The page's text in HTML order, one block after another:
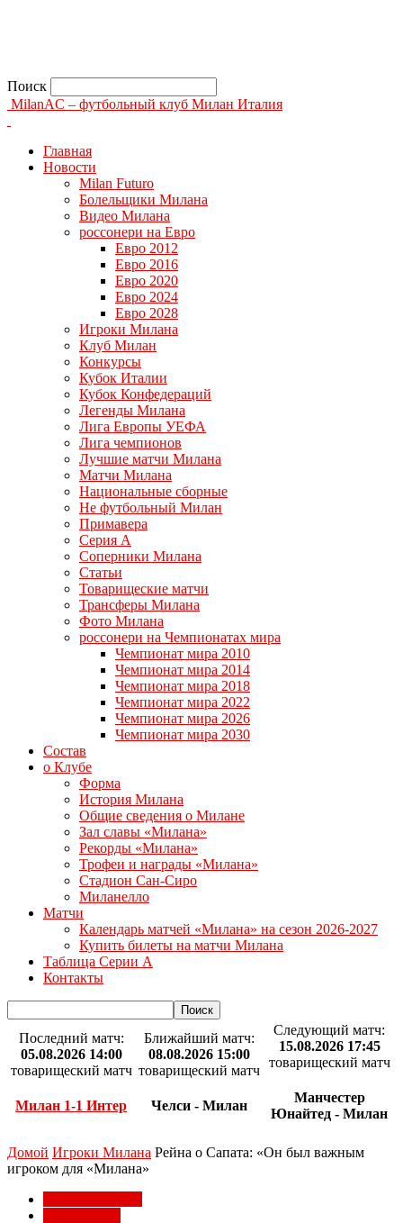
Поиск
MilanAC – футбольный клуб Милан Италия
Главная
Новости
Milan Futuro
Болельщики Милана
Видео Милана
россонери на Евро
Евро 2012
Евро 2016
Евро 2020
Евро 2024
Евро 2028
Игроки Милана
Клуб Милан
Конкурсы
Кубок Италии
Кубок Конфедераций
Легенды Милана
Лига Европы УЕФА
Лига чемпионов
Лучшие матчи Милана
Матчи Милана
Национальные сборные
Не футбольный Милан
Примавера
Серия А
Соперники Милана
Статьи
Товарищеские матчи
Трансферы Милана
Фото Милана
россонери на Чемпионатах мира
Чемпионат мира 2010
Чемпионат мира 2014
Чемпионат мира 2018
Чемпионат мира 2022
Чемпионат мира 2026
Чемпионат мира 2030
Состав
о Клубе
Форма
История Милана
Общие сведения о Милане
Зал славы «Милана»
Рекорды «Милана»
Трофеи и награды «Милана»
Стадион Сан-Сиро
Миланелло
Матчи
Календарь матчей «Милана» на сезон 2026-2027
Купить билеты на матчи Милана
Таблица Серии А
Контакты
Последний матч:
05.08.2026 14:00
товарищеский матч
Милан 1-1 Интер
Ближайший матч:
08.08.2026 15:00
товарищеский матч
Челси - Милан
Следующий матч:
15.08.2026 17:45
товарищеский матч
Манчестер
Юнайтед - Милан
Домой Игроки Милана Рейна о Сапата: «Он был важным
игроком для «Милана»